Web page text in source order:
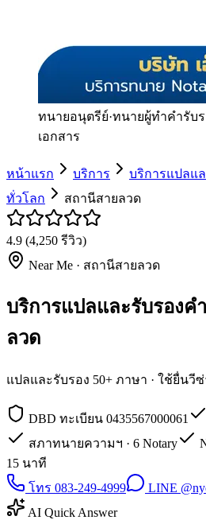
ทนายอนุตรีย์·ทนายผู้ทำคำรับ
เอกสาร
หน้าแรก บริการ
บริการแปลแ
ทั่วโลก
สถานีสายลวด
4.9 (4,250 รีวิว)
Near Me · สถานีสายลวด
บริการแปลและรับรองค
ลวด
แปลและรับรอง 50+ ภาษา · ใช้ยื่นวี
DBD ทะเบียน 0435567000061
สภาทนายความฯ · 6 Notary
15 นาที
โทร 083-249-4999
LINE
AI Quick Answer